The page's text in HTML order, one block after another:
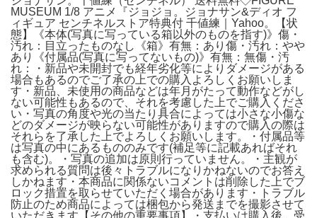
MUSEUM 1/8 アニメ『ジョジョ。ジョナサン&ディオ フ
ィギュア センチネルストア特典付 千値練｜Yahoo。【状
態】《本体(写真に写っている箱以外のものを指す)》傷・
汚れ：目立ったものなし《箱》有無：あり傷・汚れ：やや
あり《付属品(写真に写ってないもの)》有無：無傷・汚
れ：・新品や未開封でも経年劣化等によりダメージがある
場合もあるのでご了承の上での購入よろしくお願いしま
す・新品、未使用の商品などは年月がたって動作などがし
ない可能性もあるので、それを考慮した上でご購入くださ
い・写真の角度や光の当たり具合によっては小さな小傷な
どのダメージが映らない可能性がありますので購入の際は
それらを了承した上でよろしくお願いします。・付属品等
は写真の中にあるもののみです(補足等に記載あればそれ
も含む)。・写真の追加は原則行っていません。・主観が
求められる質問は後々トラブルになりかねないのでお答え
しかねます・本商品に関係ないコメントは削除した上でブ
ロック措置を取らせていただく場合があります・トラブル
防止のため商品によっては梱包から発送までを撮影させて
いただきます【その他の重要事項】・支払いは購入後、受